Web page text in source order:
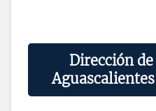
Dirección